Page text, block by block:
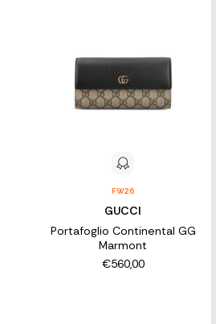
FW26
GUCCI
Portafoglio Continental GG
Marmont
€560,00